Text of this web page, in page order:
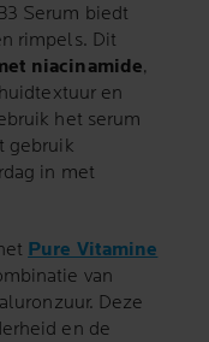
Serum biedt
rimpels. Dit
niacinamide,
en
het serum
gebruik
in met
Pure Vitamine
van
Deze
en de